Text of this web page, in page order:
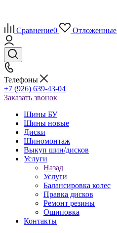
Сравнение0 Отложенные
Телефоны
+7 (926) 639-43-04
Заказать звонок
Шины БУ
Шины новые
Диски
Шиномонтаж
Выкуп шин/дисков
Услуги
Назад
Услуги
Балансировка колес
Правка дисков
Ремонт резины
Ошиповка
Контакты